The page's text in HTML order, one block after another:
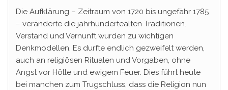
Die Aufklärung – Zeitraum von 1720 bis ungefähr 1785
– veränderte die jahrhundertealten Traditionen.
Verstand und Vernunft wurden zu wichtigen
Denkmodellen. Es durfte endlich gezweifelt werden,
auch an religiösen Ritualen und Vorgaben, ohne
Angst vor Hölle und ewigem Feuer. Dies führt heute
bei manchen zum Trugschluss, dass die Religion nun